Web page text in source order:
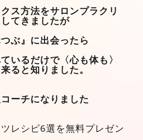
ス方法をサロンプラクリ
てきましたが
つぶ』に出会ったら
いるだけで〈心も体も〉
ると知りました。
ーチになりました
レシピ6選を無料プレゼン